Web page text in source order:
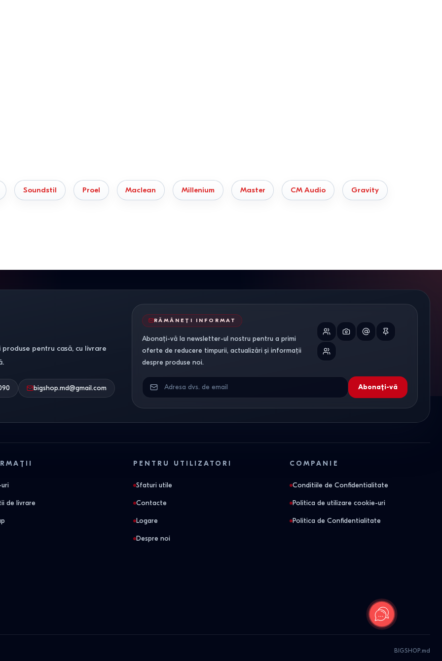
Soundstil Proel Maclean Millenium Master CM Audio Gravity
pentru casă, cu livrare
bigshop.md@gmail.com
RĂMÂNEȚI INFORMAT
Abonați-vă la newsletter-ul nostru pentru a primi
oferte de reducere timpurii, actualizări și informații
despre produse noi.
Abonați-vă
de livrare
PENTRU UTILIZATORI
Sfaturi utile
Contacte
Logare
Despre noi
COMPANIE
Conditiile de Confidentialitate
Politica de utilizare cookie-uri
Politica de Confidentialitate
BIGSHOP.md